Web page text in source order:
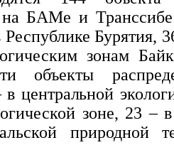
на БАМе и
Республике Бурятия,
зонам
объекты
центральной
зоне, 23 –
природной